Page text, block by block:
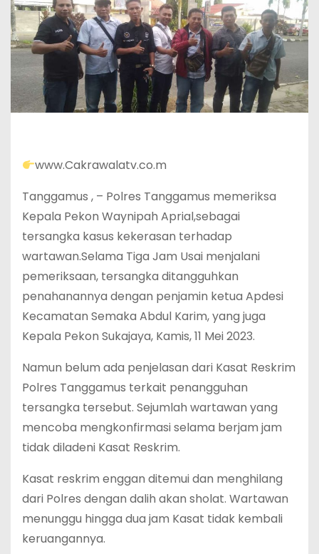
www.Cakrawalatv.co.m
Tanggamus , – Polres Tanggamus memeriksa
Kepala Pekon Waynipah Aprial,sebagai
tersangka kasus kekerasan terhadap
wartawan.Selama Tiga Jam Usai menjalani
pemeriksaan, tersangka ditangguhkan
penahanannya dengan penjamin ketua Apdesi
Kecamatan Semaka Abdul Karim, yang juga
Kepala Pekon Sukajaya, Kamis, 11 Mei 2023.
Namun belum ada penjelasan dari Kasat Reskrim
Polres Tanggamus terkait penangguhan
tersangka tersebut. Sejumlah wartawan yang
mencoba mengkonfirmasi selama berjam jam
tidak diladeni Kasat Reskrim.
Kasat reskrim enggan ditemui dan menghilang
dari Polres dengan dalih akan sholat. Wartawan
menunggu hingga dua jam Kasat tidak kembali
keruangannya.